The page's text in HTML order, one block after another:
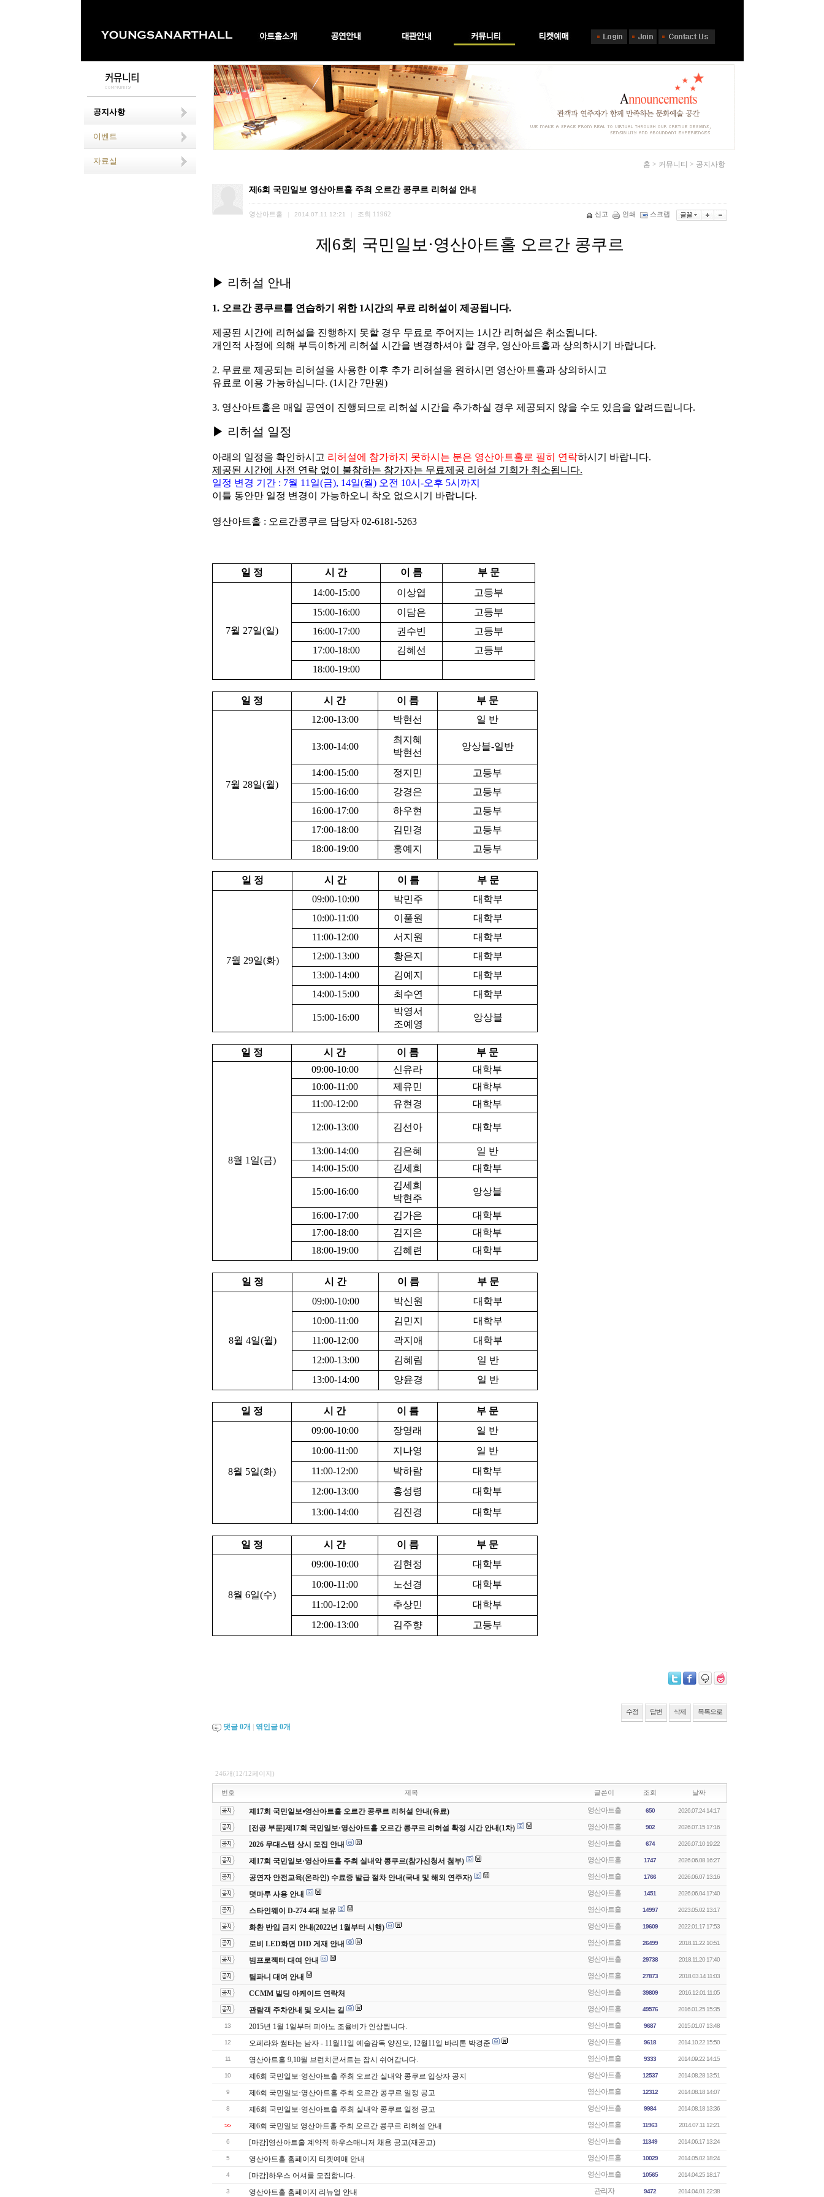
공지사항
이벤트
자료실 홈 > 커뮤니티 > 공지사항
제6회 국민일보 영산아트홀 주최 오르간 콩쿠르 리허설 안내
영산아트홀 2014.07.11 12:21 조회 11962 신고 인쇄 스크랩
제6회 국민일보·영산아트홀 오르간 콩쿠르
▶ 리허설 안내
1. 오르간 콩쿠르를 연습하기 위한 1시간의 무료 리허설이 제공됩니다.
제공된 시간에 리허설을 진행하지 못할 경우 무료로 주어지는 1시간 리허설은 취소됩니다.
개인적 사정에 의해 부득이하게 리허설 시간을 변경하셔야 할 경우, 영산아트홀과 상의하시기 바랍니다.
2. 무료로 제공되는 리허설을 사용한 이후 추가 리허설을 원하시면 영산아트홀과 상의하시고
유료로 이용 가능하십니다. (1시간 7만원)
3. 영산아트홀은 매일 공연이 진행되므로 리허설 시간을 추가하실 경우 제공되지 않을 수도 있음을 알려드립니다.
▶ 리허설 일정
아래의 일정을 확인하시고 리허설에 참가하지 못하시는 분은 영산아트홀로 필히 연락하시기 바랍니다.
제공된 시간에 사전 연락 없이 불참하는 참가자는 무료제공 리허설 기회가 취소됩니다.
일정 변경 기간 : 7월 11일(금), 14일(월) 오전 10시-오후 5시까지
이틀 동안만 일정 변경이 가능하오니 착오 없으시기 바랍니다.
영산아트홀 : 오르간콩쿠르 담당자 02-6181-5263
일 정 시 간 이 름 부 문
7월 27일(일)
14:00-15:00 이상엽
고등부
15:00-16:00
이담은
고등부
16:00-17:00
권수빈
고등부
17:00-18:00
김혜선
고등부
18:00-19:00
일 정 시 간 이 름 부 문
7월 28일(월)
12:00-13:00 박현선 일 반
13:00-14:00
최지혜
박현선
앙상블-일반
14:00-15:00 정지민
고등부
15:00-16:00
강경은
고등부
16:00-17:00
하우현
고등부
17:00-18:00
김민경
고등부
18:00-19:00
홍예지 고등부
일 정 시 간 이 름 부 문
7월 29일(화)
09:00-10:00 박민주
대학부
10:00-11:00
이풀원
대학부
11:00-12:00
서지원
대학부
12:00-13:00
황은지
대학부
13:00-14:00
김예지
대학부
14:00-15:00
최수연 대학부
15:00-16:00
박영서
조예영
앙상블
일 정 시 간 이 름 부 문
8월 1일(금)
09:00-10:00 신유라
대학부
10:00-11:00
제유민
대학부
11:00-12:00
유현경 대학부
12:00-13:00 김선아 대학부
13:00-14:00 김은혜
일 반
14:00-15:00
김세희 대학부
15:00-16:00
김세희
박현주
앙상블
16:00-17:00 김가은
대학부
17:00-18:00
김지은
대학부
18:00-19:00
김혜련 대학부
일 정 시 간 이 름 부 문
8월 4일(월)
09:00-10:00 박신원
대학부
10:00-11:00
김민지
대학부
11:00-12:00
곽지애
대학부
12:00-13:00
김혜림
일 반
13:00-14:00
양윤경 일 반
일 정 시 간 이 름 부 문
8월 5일(화)
09:00-10:00 장영래
일 반
10:00-11:00
지나영
일 반
11:00-12:00
박하람
대학부
12:00-13:00
홍성령
대학부
13:00-14:00
김진경 대학부
일 정 시 간 이 름 부 문
8월 6일(수)
09:00-10:00 김현정
대학부
10:00-11:00
노선경
대학부
11:00-12:00
추상민
대학부
12:00-13:00
김주향 고등부
수정 답변 삭제 목록으로
댓글 0개 엮인글 0개
246개(12/12페이지)
번호 제목 글쓴이 조회 날짜
제17회 국민일보⦁영산아트홀 오르간 콩쿠르 리허설 안내(유료) 영산아트홀 650 2026.07.24 14:17
[전공 부문]제17회 국민일보·영산아트홀 오르간 콩쿠르 리허설 확정 시간 안내(1차) 영산아트홀 902 2026.07.15 17:16
2026 무대스탭 상시 모집 안내 영산아트홀 674 2026.07.10 19:22
제17회 국민일보·영산아트홀 주최 실내악 콩쿠르(참가신청서 첨부) 영산아트홀 1747 2026.06.08 16:27
공연자 안전교육(온라인) 수료증 발급 절차 안내(국내 및 해외 연주자) 영산아트홀 1766 2026.06.07 13:16
덧마루 사용 안내 영산아트홀 1451 2026.06.04 17:40
스타인웨이 D-274 4대 보유 영산아트홀 14997 2023.05.02 13:17
화환 반입 금지 안내(2022년 1월부터 시행) 영산아트홀 19609 2022.01.17 17:53
로비 LED화면 DID 게재 안내 영산아트홀 26499 2018.11.22 10:51
빔프로젝터 대여 안내 영산아트홀 29738 2018.11.20 17:40
팀파니 대여 안내 영산아트홀 27873 2018.03.14 11:03
CCMM 빌딩 아케이드 연락처 영산아트홀 39809 2016.12.01 11:05
관람객 주차안내 및 오시는 길 영산아트홀 49576 2016.01.25 15:35
13 2015년 1월 1일부터 피아노 조율비가 인상됩니다. 영산아트홀 9687 2015.01.07 13:48
12 오페라와 썸타는 남자 - 11월11일 예술감독 양진모, 12월11일 바리톤 박경준 영산아트홀 9618 2014.10.22 15:50
11 영산아트홀 9,10월 브런치콘서트는 잠시 쉬어갑니다. 영산아트홀 9333 2014.09.22 14:15
10 제6회 국민일보·영산아트홀 주최 오르간 실내악 콩쿠르 입상자 공지 영산아트홀 12537 2014.08.28 13:51
9 제6회 국민일보·영산아트홀 주최 오르간 콩쿠르 일정 공고 영산아트홀 12312 2014.08.18 14:07
8 제6회 국민일보·영산아트홀 주최 실내악 콩쿠르 일정 공고 영산아트홀 9984 2014.08.18 13:36
>> 제6회 국민일보 영산아트홀 주최 오르간 콩쿠르 리허설 안내 영산아트홀 11963 2014.07.11 12:21
6 [마감]영산아트홀 계약직 하우스매니저 채용 공고(재공고) 영산아트홀 11349 2014.06.17 13:24
5 영산아트홀 홈페이지 티켓예매 안내 영산아트홀 10029 2014.05.02 18:24
4 [마감]하우스 어셔를 모집합니다. 영산아트홀 10565 2014.04.25 18:17
3 영산아트홀 홈페이지 리뉴얼 안내 관리자 9472 2014.04.01 22:38